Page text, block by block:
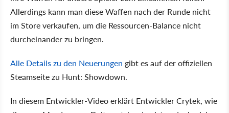
Allerdings kann man diese Waffen nach der Runde nicht
im Store verkaufen, um die Ressourcen-Balance nicht
durcheinander zu bringen.
Alle Details zu den Neuerungen gibt es auf der offiziellen
Steamseite zu Hunt: Showdown.
In diesem Entwickler-Video erklärt Entwickler Crytek, wie